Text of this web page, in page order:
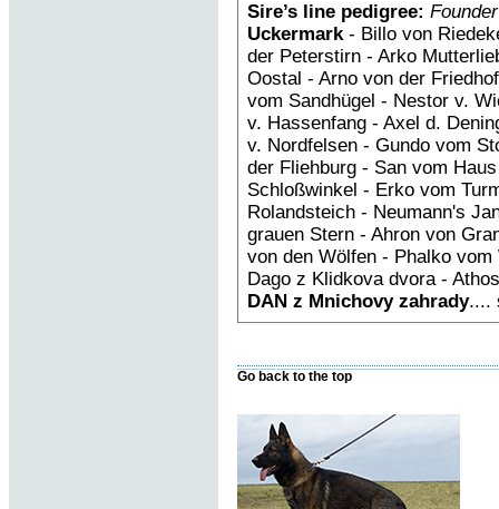
Sire’s line pedigree: Founder
Uckermark- Billo von
der Peterstirn - Arko
Oostal - Arno von der
vom Sandhügel - Nestor v.
v. Hassenfang - Axel d.
v. Nordfelsen - Gundo vom
der Fliehburg - San vom
Schloßwinkel - Erko vom
Rolandsteich - Neumann's
grauen Stern - Ahron von
von den Wölfen - Phalko
Dago z Klidkova dvora -
DAN z Mnichovy zahrady....
Go back to the top